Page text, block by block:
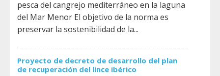
pesca del cangrejo mediterráneo en la laguna
del Mar Menor El objetivo de la norma es
preservar la sostenibilidad de la...
Proyecto de decreto de desarrollo del plan
de recuperación del lince ibérico